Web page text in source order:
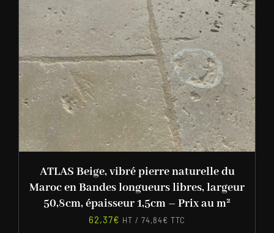
ATLAS Beige, vibré pierre naturelle du
Maroc en Bandes longueurs libres, largeur
50,8cm, épaisseur 1,5cm – Prix au m²
62,37€ HT / 74,84€ TTC